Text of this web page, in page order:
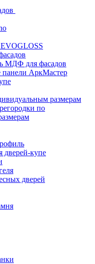
МДФ для фасадов
АркМастер
размерам
по
дверей-купе
дверей